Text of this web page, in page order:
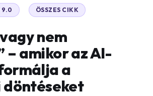
9.0 ÖSSZES CIKK
nem
– amikor az AI-
a